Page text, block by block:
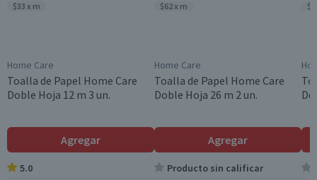
$33 x m
Home Care
Toalla de Papel Home Care
Doble Hoja 12 m 3 un.
Agregar
5.0
$62 x m
Home Care
Toalla de Papel Home Care
Doble Hoja 26 m 2 un.
Agregar
Producto sin calificar